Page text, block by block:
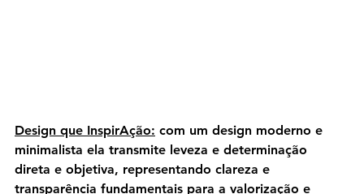
Design que InspirAção: com um design moderno e
minimalista ela transmite leveza e determinação
direta e objetiva, representando clareza e
transparência fundamentais para a valorização e